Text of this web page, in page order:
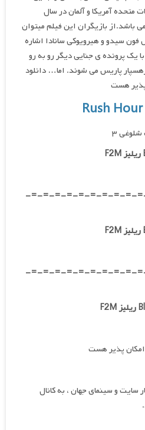
آمریکا و آلمان در سال
می باشد.از بازیگران این فیلم میتوان
سیدو و هیرویوکی سانادا اشاره
یک پرونده ی جنایی دیگر رو به رو
پاریس می شوند. اما… دانلود
۳
-=-=-=-=-=-=-=-=-=-
-=-=-=-=-=-=-=-=-=-
سایت و سینمای جهان ، به کانال